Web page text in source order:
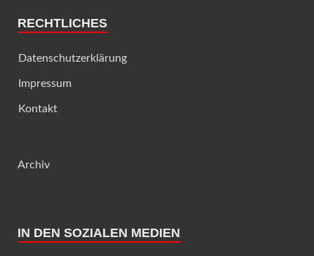
RECHTLICHES
Datenschutzerklärung
Impressum
Kontakt
Archiv
IN DEN SOZIALEN MEDIEN